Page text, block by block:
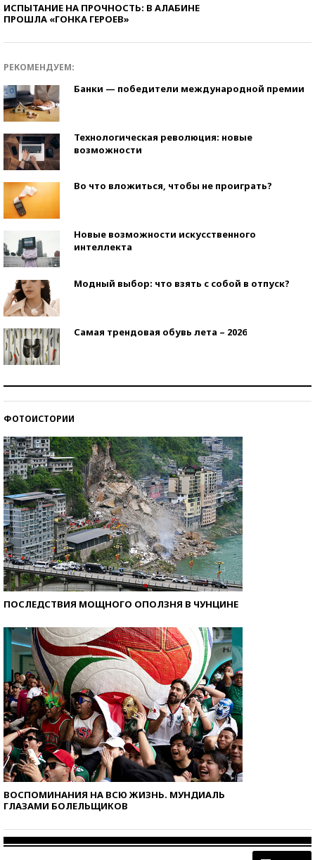
ИСПЫТАНИЕ НА ПРОЧНОСТЬ: В АЛАБИНЕ
ПРОШЛА «ГОНКА ГЕРОЕВ»
РЕКОМЕНДУЕМ:
Банки — победители международной премии
Технологическая революция: новые
возможности
Во что вложиться, чтобы не проиграть?
Новые возможности искусственного
интеллекта
Модный выбор: что взять с собой в отпуск?
Самая трендовая обувь лета – 2026
ФОТОИСТОРИИ
ПОСЛЕДСТВИЯ МОЩНОГО ОПОЛЗНЯ В ЧУНЦИНЕ
ВОСПОМИНАНИЯ НА ВСЮ ЖИЗНЬ. МУНДИАЛЬ
ГЛАЗАМИ БОЛЕЛЬЩИКОВ